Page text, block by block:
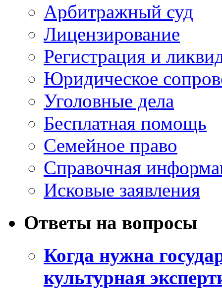
Арбитражный суд
Лицензирование
Регистрация и
Юридическое
Уголовные дела
Бесплатная помощь
Семейное право
Справочная
Исковые заявления
Ответы на вопросы
Когда нужна
культурная